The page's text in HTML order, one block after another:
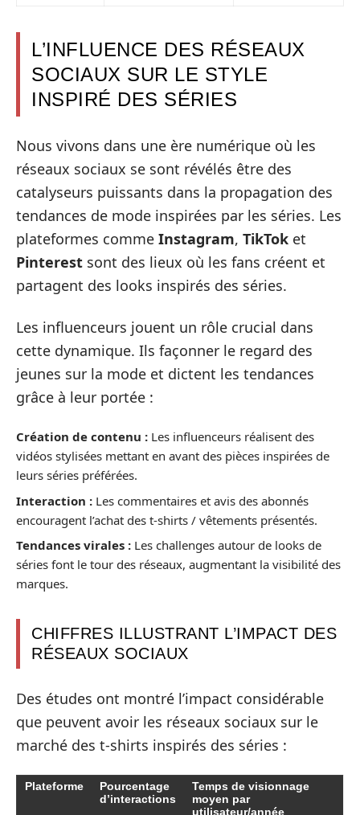
L’INFLUENCE DES RÉSEAUX
SOCIAUX SUR LE STYLE
INSPIRÉ DES SÉRIES
Nous vivons dans une ère numérique où les
réseaux sociaux se sont révélés être des
catalyseurs puissants dans la propagation des
tendances de mode inspirées par les séries. Les
plateformes comme Instagram, TikTok et
Pinterest sont des lieux où les fans créent et
partagent des looks inspirés des séries.
Les influenceurs jouent un rôle crucial dans
cette dynamique. Ils façonner le regard des
jeunes sur la mode et dictent les tendances
grâce à leur portée :
Création de contenu : Les influenceurs réalisent des
vidéos stylisées mettant en avant des pièces inspirées de
leurs séries préférées.
Interaction : Les commentaires et avis des abonnés
encouragent l’achat des t-shirts / vêtements présentés.
Tendances virales : Les challenges autour de looks de
séries font le tour des réseaux, augmentant la visibilité des
marques.
CHIFFRES ILLUSTRANT L’IMPACT DES
RÉSEAUX SOCIAUX
Des études ont montré l’impact considérable
que peuvent avoir les réseaux sociaux sur le
marché des t-shirts inspirés des séries :
Plateforme
Pourcentage
d’interactions
Temps de visionnage
moyen par
utilisateur/année